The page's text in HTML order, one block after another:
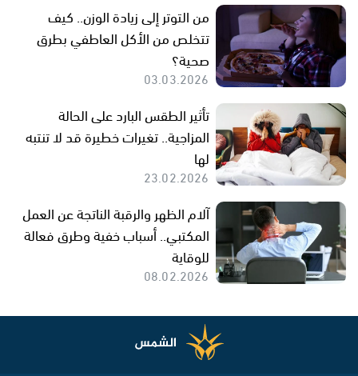
من التوتر إلى زيادة الوزن.. كيف
تتخلص من الأكل العاطفي بطرق
صحية؟
03.03.2026
تأثير الطقس البارد على الحالة
المزاجية.. تغيرات خطيرة قد لا تنتبه
لها
23.02.2026
آلام الظهر والرقبة الناتجة عن العمل
المكتبي.. أسباب خفية وطرق فعالة
للوقاية
08.02.2026